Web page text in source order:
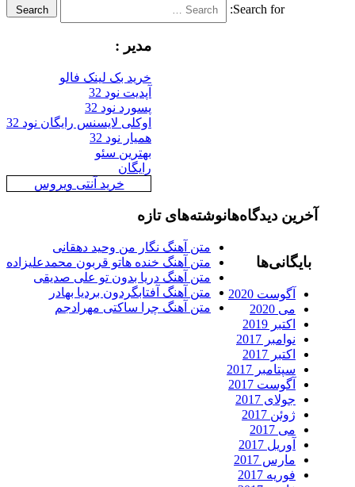
Search for:
خرید بک لینک فالو
پسورد نود 32
اوکلی لایسنس رایگان نود 32
همیار نود 32
بهترین سئو
خرید آنتی ویروس
نوشته‌های تازه
متن آهنگ نگار من وحید دهقانی
متن آهنگ خنده هاتو قربون محمدعلیزاده
متن آهنگ دریا بدون تو علی صدیقی
متن آهنگ آفتابگردون بردیا بهادر
متن آهنگ چرا ساکتی مهرادجم
دیدگاه‌ها
آگوست 2020
سپتامبر 2017
آگوست 2017
مارس 2017